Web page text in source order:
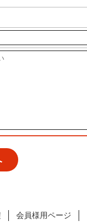
会員様用ページ